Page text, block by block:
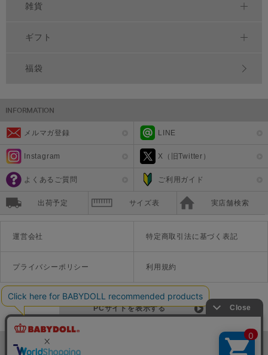
雑貨
ギフト
福袋
メルマガ登録 LINE
Instagram X（旧Twitter）
よくあるご質問 ご利用ガイド
出荷予定 サイズ表 実店舗検索
運営会社 特定商取引法に基づく表記
プライバシーポリシー 利用規約
PCサイトを表示する
©Disney ©Disney/Pixar ©Disney. Based on the "Winnie the Pooh" works by A.A. Milne and E.H. Shepard.